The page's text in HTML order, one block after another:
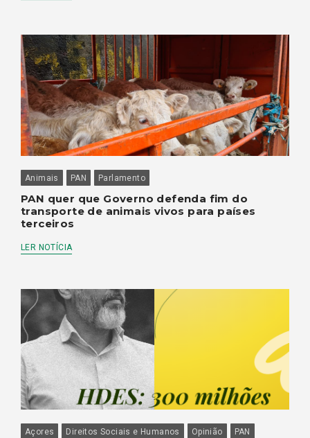
Animais PAN Parlamento
PAN quer que Governo defenda fim do
transporte de animais vivos para países
terceiros
LER NOTÍCIA
Açores Direitos Sociais e Humanos Opinião
PAN